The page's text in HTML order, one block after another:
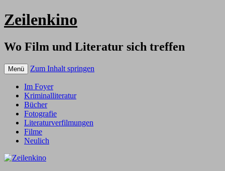
Zeilenkino
Wo Film und Literatur sich treffen
Menü Zum Inhalt springen
Im Foyer
Kriminalliteratur
Bücher
Fotografie
Literaturverfilmungen
Filme
Neulich